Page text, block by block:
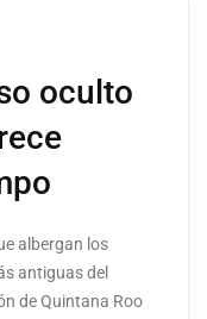
oculto
albergan los
antiguas del
de Quintana Roo